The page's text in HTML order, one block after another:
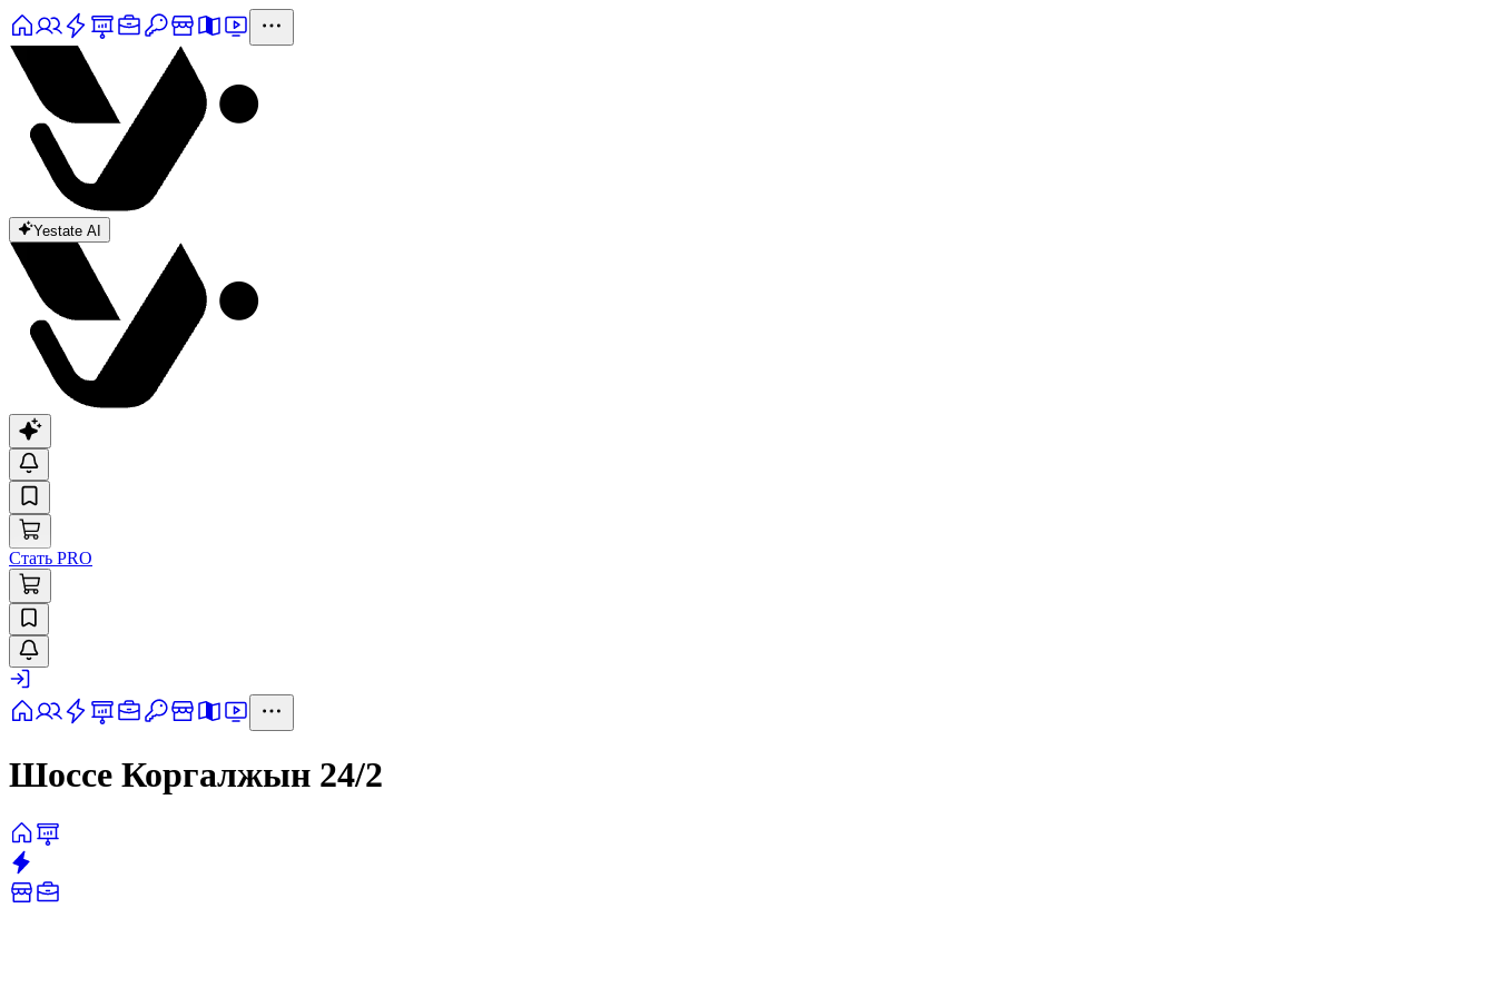
Yestate AI
Стать PRO
Шоссе Коргалжын 24/2